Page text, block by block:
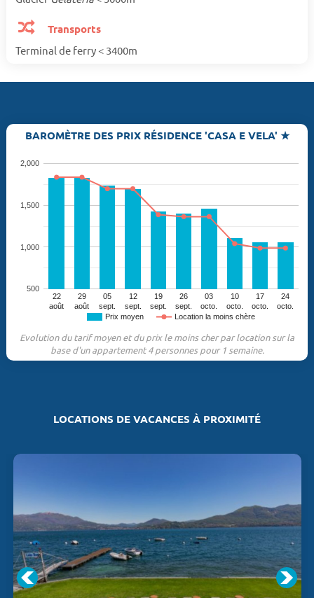
Transports
Terminal de ferry < 3400m
BAROMÈTRE DES PRIX RÉSIDENCE 'CASA E VELA' ★
Prix moyen Location la moins chère
22
août
29
août
05
sept.
12
sept.
19
sept.
26
sept.
03
octo.
10
octo.
17
octo.
24
octo.
500
1,000
1,500
2,000
Evolution du tarif moyen et du prix le moins cher par location sur la
base d'un appartement 4 personnes pour 1 semaine.
LOCATIONS DE VACANCES À PROXIMITÉ